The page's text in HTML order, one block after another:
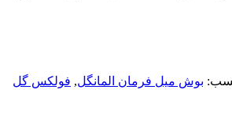
بوش میل فرمان المانگل, فولکس گل